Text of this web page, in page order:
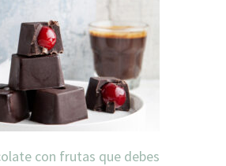
con frutas que debes